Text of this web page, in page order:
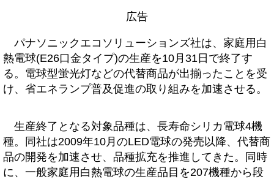
広告
パナソニックエコソリューションズ社は、家庭用白
熱電球(E26口金タイプ)の生産を10月31日で終了す
る。電球型蛍光灯などの代替商品が出揃ったことを受
け、省エネランプ普及促進の取り組みを加速させる。
生産終了となる対象品種は、長寿命シリカ電球4機
種。同社は2009年10月のLED電球の発売以降、代替商
品の開発を加速させ、品種拡充を推進してきた。同時
に、一般家庭用白熱電球の生産品目を207機種から段